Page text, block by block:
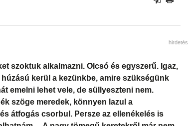
hirdetés
szoktuk alkalmazni. Olcsó és egyszerű. Igaz,
kerül a kezünkbe, amire szükségünk
emelni lehet vele, de süllyeszteni nem.
szöge meredek, könnyen lazul a
átfogás csorbul. Persze az ellenékelés is